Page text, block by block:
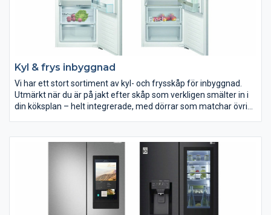
Kyl & frys inbyggnad
Vi har ett stort sortiment av kyl- och frysskåp för inbyggnad.
Utmärkt när du är på jakt efter skåp som verkligen smälter in i
din köksplan – helt integrerade, med dörrar som matchar övrig